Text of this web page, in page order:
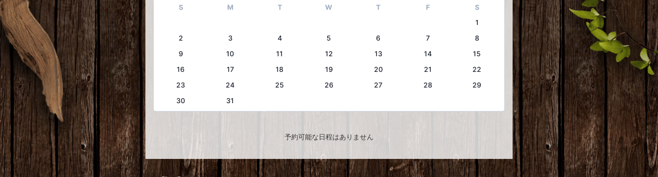
S M T W T F
S
1
2
3 4 5 6 7
8
9
10 11 12 13 14
15
16
17 18 19 20 21
22
23
24 25 26 27 28
29
30
31
予約可能な日程はありません